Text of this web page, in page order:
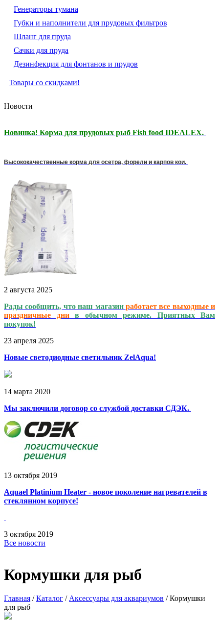
Генераторы тумана
Губки и наполнители для прудовых фильтров
Шланг для пруда
Сачки для пруда
Дезинфекция для фонтанов и прудов
Товары со скидками!
Новости
Новинка! Корма для прудовых рыб Fish food IDEALEX.
Высококачественные корма для осетра, форели и карпов кои.
2 августа 2025
Рады сообщить, что наш магазин работает все выходные и
праздничные днив обычном режиме. Приятных Вам
покупок!
23 апреля 2025
Новые светодиодные светильник ZelAqua!
14 марта 2020
Мы заключили договор со службой доставки СДЭК.
13 октября 2019
Aquael Platinium Heater - новое поколение нагревателей в
стеклянном корпусе!
3 октября 2019
Все новости
Кормушки для рыб
Главная /Каталог / Аксессуары для аквариумов /Кормушки
для рыб